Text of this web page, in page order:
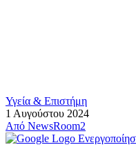
Υγεία & Επιστήμη
1 Αυγούστου 2024
Από NewsRoom2